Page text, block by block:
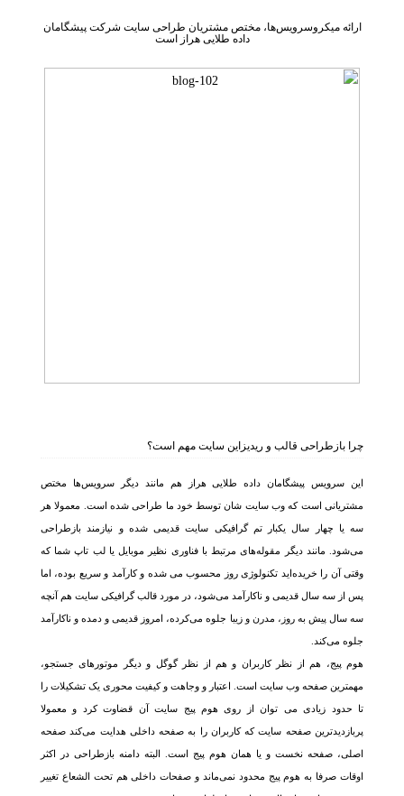
ارائه میکروسرویس‌ها، مختص مشتریان طراحی سایت شرکت پیشگامان
داده طلایی هراز است
چرا بازطراحی قالب و ریدیزاین سایت مهم است؟
این سرویس پیشگامان داده طلایی هراز هم مانند دیگر سرویس‌ها مختص
مشتریانی است که وب سایت شان توسط خود ما طراحی شده است. معمولا هر
سه یا چهار سال یکبار تم گرافیکی سایت قدیمی شده و نیازمند بازطراحی
می‌شود. مانند دیگر مقوله‌های مرتبط با فناوری نظیر موبایل یا لب تاپ شما که
وقتی آن را خریده‌اید تکنولوژی روز محسوب می شده و کارآمد و سریع بوده، اما
پس از سه سال قدیمی و ناکارآمد می‌شود، در مورد قالب گرافیکی سایت هم آنچه
سه سال پیش به روز، مدرن و زیبا جلوه می‌کرده، امروز قدیمی و دمده و ناکارآمد
جلوه می‌کند.
هوم پیج، هم از نظر کاربران و هم از نظر گوگل و دیگر موتورهای جستجو،
مهمترین صفحه وب سایت است. اعتبار و وجاهت و کیفیت محوری یک تشکیلات را
تا حدود زیادی می توان از روی هوم پیج سایت آن قضاوت کرد و معمولا
پربازدیدترین صفحه سایت که کاربران را به صفحه داخلی هدایت می‌کند صفحه
اصلی، صفحه نخست و یا همان هوم پیج است. البته دامنه بازطراحی در اکثر
اوقات صرفا به هوم پیج محدود نمی‌ماند و صفحات داخلی هم تحت الشعاع تغییر